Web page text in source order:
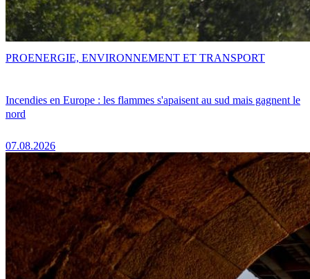
Incendies en Europe : les flammes s'apaisent au sud mais gagnent le
nord
07.08.2026
PROENERGIE, ENVIRONNEMENT ET TRANSPORT